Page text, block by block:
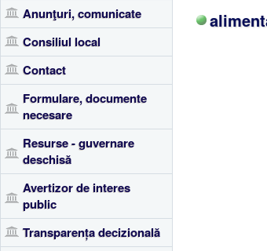
Anunţuri, comunicate
Consiliul local
Contact
Formulare, documente
necesare
Resurse - guvernare
deschisă
Avertizor de interes
public
Transparența decizională